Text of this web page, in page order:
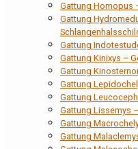
Gattung Homopus
Gattung
Gattung
Gattung Kinixys –
Gattung
Gattung
Gattung
Gattung Lissemys
Gattung
Gattung